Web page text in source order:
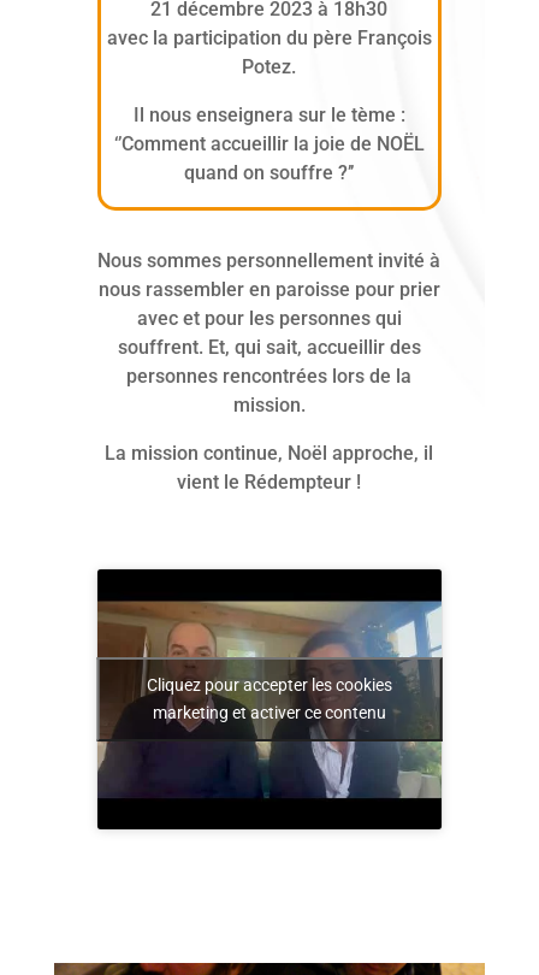
21 décembre 2023 à 18h30
avec la participation du père François
Potez.
Il nous enseignera sur le tème :
‘’Comment accueillir la joie de NOËL
quand on souffre ?’’
Nous sommes personnellement invité à
nous rassembler en paroisse pour prier
avec et pour les personnes qui
souffrent. Et, qui sait, accueillir des
personnes rencontrées lors de la
mission.
La mission continue, Noël approche, il
vient le Rédempteur !
Cliquez pour accepter les cookies
marketing et activer ce contenu